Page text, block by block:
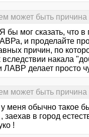
может быть причина
бы мог сказать, что
и проделайте
причин, по
вследствии накала
ЛАВР делает просто
может быть причина
меня обычно такое
, заехав в город
!